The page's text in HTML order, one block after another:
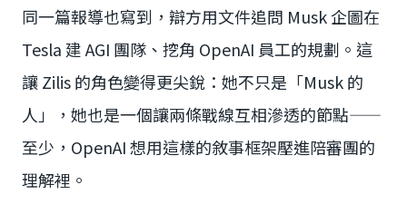
同一篇報導也寫到，辯方用文件追問 Musk 企圖在
Tesla 建 AGI 團隊、挖角 OpenAI 員工的規劃。這
讓 Zilis 的角色變得更尖銳：她不只是「Musk 的
人」，她也是一個讓兩條戰線互相滲透的節點——
至少，OpenAI 想用這樣的敘事框架壓進陪審團的
理解裡。